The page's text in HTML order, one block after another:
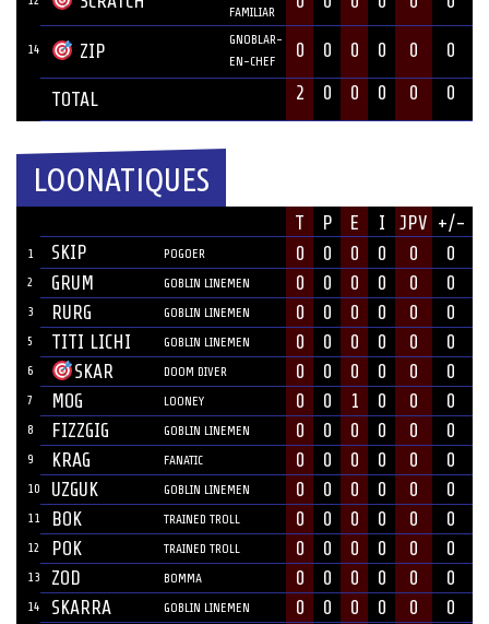
FAMILIAR
14 ZIP
GNOBLAR-
EN-CHEF
0 0 0 0 0 0
TOTAL 2 0 0 0 0 0
LOONATIQUES
T P E I JPV +/-
1 SKIP POGOER 0 0 0 0 0 0
2 GRUM GOBLIN LINEMEN 0 0 0 0 0 0
3 RURG GOBLIN LINEMEN 0 0 0 0 0 0
5 TITI LICHI GOBLIN LINEMEN 0 0 0 0 0 0
6 SKAR DOOM DIVER 0 0 0 0 0 0
7 MOG LOONEY 0 0 1 0 0 0
8 FIZZGIG GOBLIN LINEMEN 0 0 0 0 0 0
9 KRAG FANATIC 0 0 0 0 0 0
10 UZGUK GOBLIN LINEMEN 0 0 0 0 0 0
11 BOK TRAINED TROLL 0 0 0 0 0 0
12 POK TRAINED TROLL 0 0 0 0 0 0
13 ZOD BOMMA 0 0 0 0 0 0
14 SKARRA GOBLIN LINEMEN 0 0 0 0 0 0